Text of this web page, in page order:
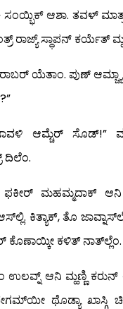
ಆಶಾ. ತವಳ್
ರಾಜ್ಯ್ ಸ್ಥಾಪನ್ ಕರ್ಯೆತ್
ಯೆತಾಂ. ಪುಣ್
ಆಮ್ಚೆರ್ ಸೊಡ್!”
ಫಕೀರ್ ಮಹಮ್ಮದಾಕ್ ಆನಿ
ಕಿತ್ಯಾಕ್, ತೊ
ಕೊಣಾಯ್ಕೀ ಕಳಿತ್ ನಾತ್‍ಲ್ಲೆಂ.
ಆನಿ ಮ್ಹಣ್ಣಿ ಕರುನ್
ಥೊಡ್ಯಾ ಖಾಸ್ಗಿ